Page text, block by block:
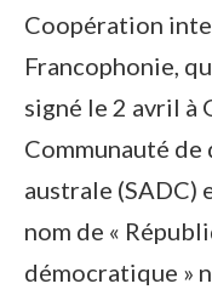
Coopération
Francophonie,
signé le 2 avril à
Communauté
australe (SADC)
nom de «
démocratique »